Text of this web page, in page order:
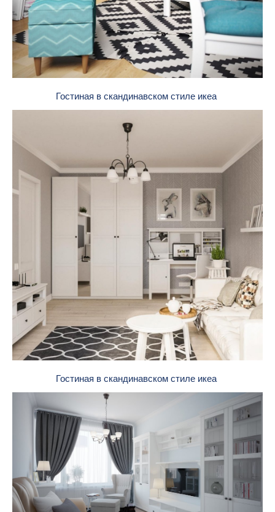
Гостиная в скандинавском стиле икеа
Гостиная в скандинавском стиле икеа